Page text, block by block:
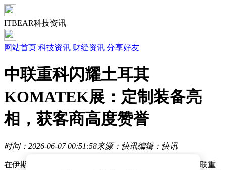
ITBEAR科技资讯
网站首页 科技资讯 财经资讯 分享好友
中联重科闪耀土耳其
KOMATEK展：定制装备亮
相，获客商高度赞誉
时间：2026-06-07 00:51:58来源：快讯编辑：快讯
在伊斯坦布尔举办的KOMATEK 2026工程机械展上，中联重